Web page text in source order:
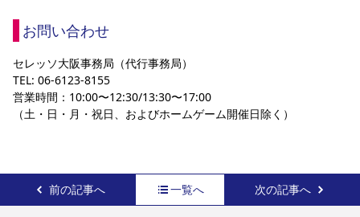
お問い合わせ
セレッソ大阪事務局（代行事務局）
TEL: 06-6123-8155
営業時間：10:00〜12:30/13:30〜17:00
（土・日・月・祝日、およびホームゲーム開催日除く）
前の記事へ 一覧へ 次の記事へ